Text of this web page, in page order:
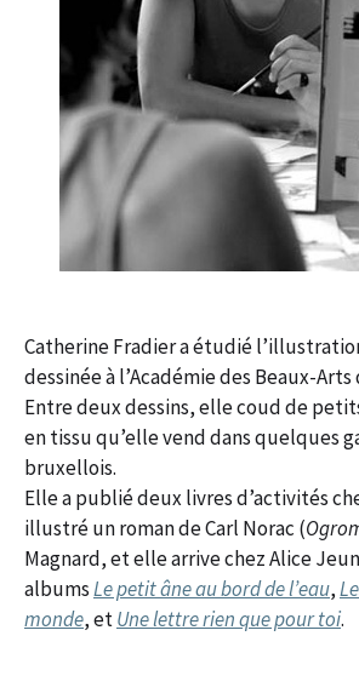
Catherine Fradier a étudié
dessinée à l’Académie des Beaux-
Entre deux dessins, elle coud de
en tissu qu’elle vend dans quelques
bruxellois.
Elle a publié deux livres d’activités
illustré un roman de Carl Norac (
Magnard, et elle arrive chez Alice
albumsLe petit âne au bord de l’eau,
monde, etUne lettre rien que pour toi.